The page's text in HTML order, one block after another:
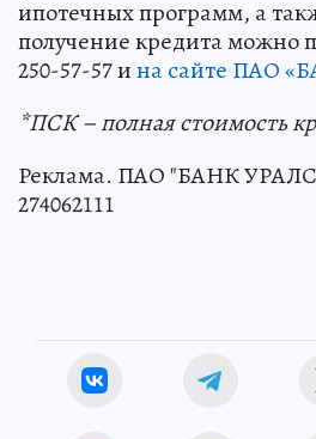
ипотечных программ, а
получение кредита можно
250-57-57 ина сайте ПАО
*ПСК – полная стоимость
Реклама. ПАО "БАНК
274062111